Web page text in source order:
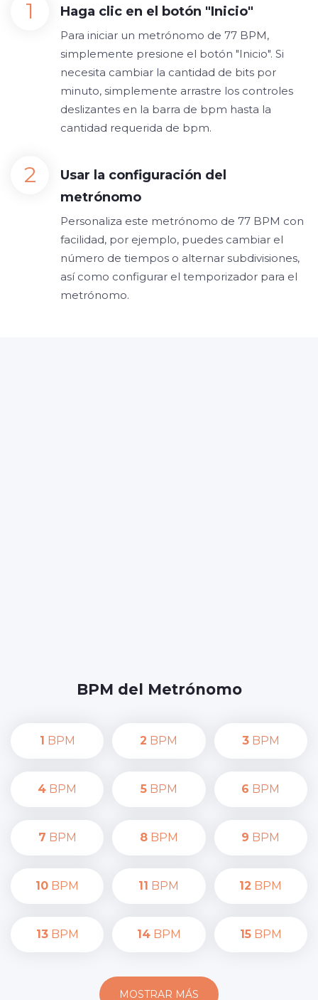
Haga clic en el botón "Inicio"
Para iniciar un metrónomo de 77 BPM,
simplemente presione el botón "Inicio". Si
necesita cambiar la cantidad de bits por
minuto, simplemente arrastre los controles
deslizantes en la barra de bpm hasta la
cantidad requerida de bpm.
Usar la configuración del
metrónomo
Personaliza este metrónomo de 77 BPM con
facilidad, por ejemplo, puedes cambiar el
número de tiempos o alternar subdivisiones,
así como configurar el temporizador para el
metrónomo.
BPM del Metrónomo
1 BPM 2 BPM 3BPM
4 BPM 5BPM 6 BPM
7 BPM 8BPM 9 BPM
10 BPM 11 BPM 12 BPM
13BPM 14BPM 15BPM
MOSTRAR MÁS